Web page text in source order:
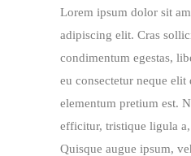
Lorem ipsum dolor sit
adipiscing elit. Cras
condimentum egestas,
eu consectetur neque elit
elementum pretium est.
efficitur, tristique ligula
Quisque augue ipsum,